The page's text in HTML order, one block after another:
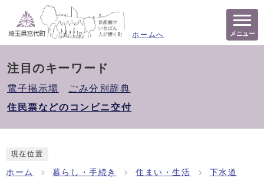
ホームへ メニュー
注目のキーワード
電子掲示場
ごみ分別辞典
住民票などのコンビニ交付
現在位置
ホーム 暮らし・手続き 住まい・生活 下水道